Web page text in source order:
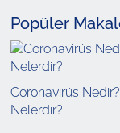
Popüler
Coronavirüs
Nelerdir?